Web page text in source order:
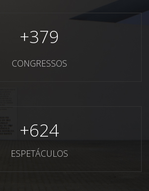
+379
CONGRESSOS
+624
ESPETÁCULOS